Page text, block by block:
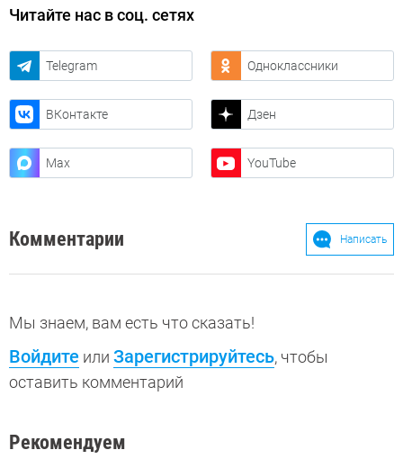
Читайте нас в соц. сетях
Telegram Одноклассники
ВКонтакте Дзен
Max YouTube
Комментарии Написать
Мы знаем, вам есть что сказать!
Войдите или Зарегистрируйтесь, чтобы
оставить комментарий
Рекомендуем